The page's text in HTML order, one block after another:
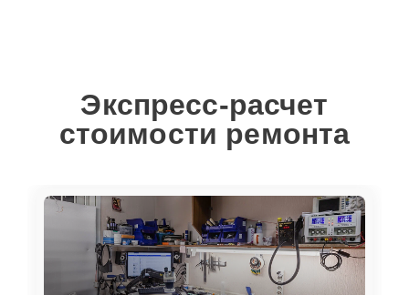
Экспресс-расчет
стоимости ремонта